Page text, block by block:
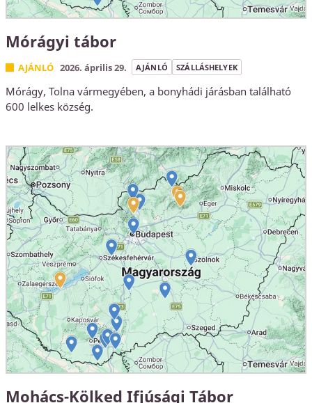
Mórágyi tábor
AJÁNLÓ 2026. április 29. AJÁNLÓ SZÁLLÁSHELYEK
Mórágy, Tolna vármegyében, a bonyhádi járásban található
600 lelkes község.
Mohács-Kölked Ifjúsági Tábor